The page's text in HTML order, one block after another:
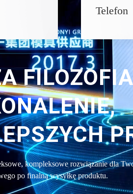
Telefon
kompleksowe rozwiązanie dla
po finalną wysyłkę produktu.